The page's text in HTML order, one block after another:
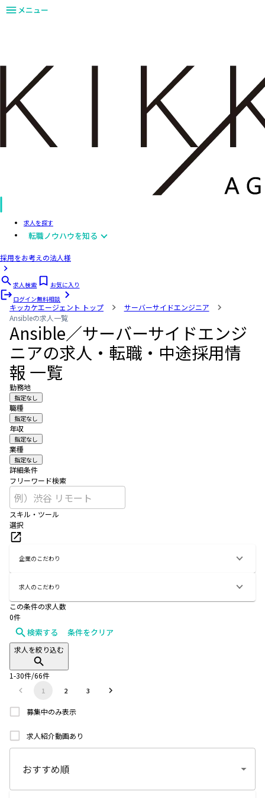
メニュー
求人を探す
転職ノウハウを知る
採用をお考えの法人様
求人検索
お気に入り
ログイン無料相談
キッカケエージェント トップ
サーバーサイドエンジニア
Ansibleの求人一覧
Ansible／サーバーサイドエンジ
ニアの求人・転職・中途採用情
報 一覧
勤務地
指定なし
職種
指定なし
年収
指定なし
業種
指定なし
詳細条件
フリーワード検索
スキル・ツール
選択
企業のこだわり
求人のこだわり
この条件の求人数
0件
検索する 条件をクリア
求人を絞り込む
1-30件/66件
1 2 3
募集中のみ表示
求人紹介動画あり